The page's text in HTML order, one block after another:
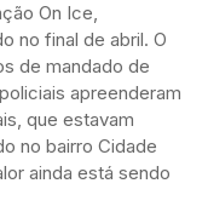
On Ice,
no final de abril. O
de mandado de
apreenderam
que estavam
no bairro Cidade
ainda está sendo